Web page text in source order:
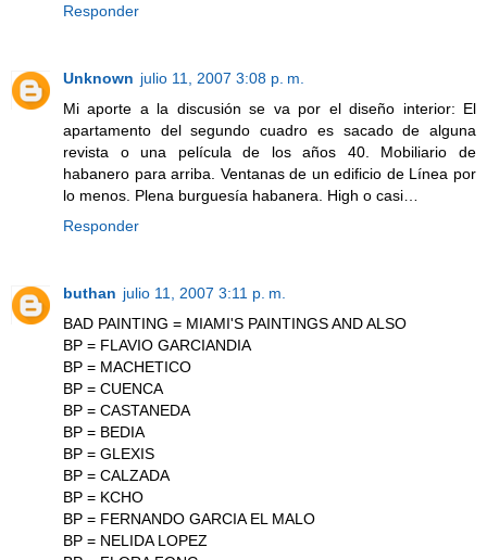
Responder
Unknown julio 11, 2007 3:08 p. m.
Mi aporte a la discusión se va por el diseño interior: El
apartamento del segundo cuadro es sacado de alguna
revista o una película de los años 40. Mobiliario de
habanero para arriba. Ventanas de un edificio de Línea por
lo menos. Plena burguesía habanera. High o casi…
Responder
buthan julio 11, 2007 3:11 p. m.
BAD PAINTING = MIAMI'S PAINTINGS AND ALSO
BP = FLAVIO GARCIANDIA
BP = MACHETICO
BP = CUENCA
BP = CASTANEDA
BP = BEDIA
BP = GLEXIS
BP = CALZADA
BP = KCHO
BP = FERNANDO GARCIA EL MALO
BP = NELIDA LOPEZ